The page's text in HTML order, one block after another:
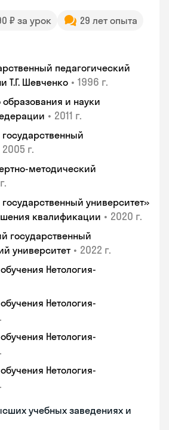
₽ за урок
29 лет опыта
педагогический
Т.Г. Шевченко • 1996 г.
и науки
• 2011 г.
2005 г.
методический
университет»
квалификации • 2020 г.
государственный
университет • 2022 г.
Нетология-
Нетология-
Нетология-
Нетология-
учебных заведениях и